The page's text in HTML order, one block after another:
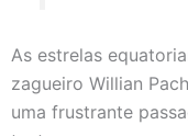
As estrelas
zagueiro Willian
uma frustrante